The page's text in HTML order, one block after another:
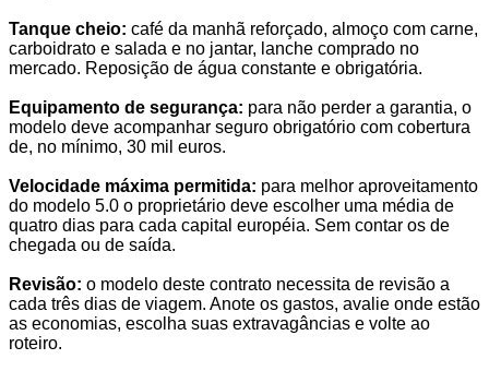
Tanque cheio: café da manhã reforçado, almoço com carne,
carboidrato e salada e no jantar, lanche comprado no
mercado. Reposição de água constante e obrigatória.
Equipamento de segurança: para não perder a garantia, o
modelo deve acompanhar seguro obrigatório com cobertura
de, no mínimo, 30 mil euros.
Velocidade máxima permitida: para melhor aproveitamento
do modelo 5.0 o proprietário deve escolher uma média de
quatro dias para cada capital européia. Sem contar os de
chegada ou de saída.
Revisão: o modelo deste contrato necessita de revisão a
cada três dias de viagem. Anote os gastos, avalie onde estão
as economias, escolha suas extravagâncias e volte ao
roteiro.